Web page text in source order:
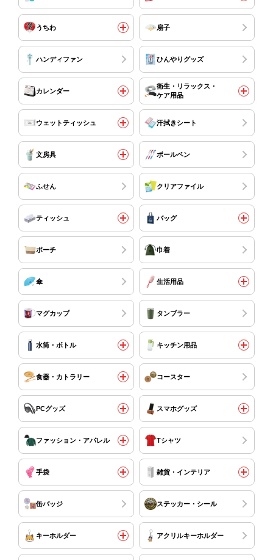
うちわ 扇子
ハンディファン ひんやりグッズ
カレンダー
衛生・リラックス・
ケア用品
ウェットティッシュ 汗拭きシート
文房具 ボールペン
ふせん クリアファイル
ティッシュ バッグ
ポーチ 巾着
傘 生活用品
マグカップ タンブラー
水筒・ボトル キッチン用品
食器・カトラリー コースター
PCグッズ スマホグッズ
ファッション・アパレル Tシャツ
手袋 雑貨・インテリア
缶バッジ ステッカー・シール
キーホルダー アクリルキーホルダー